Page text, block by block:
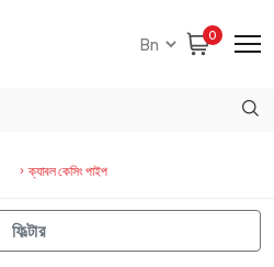
0
ক্যাবল কেসিং পাইপ
ফিল্টার